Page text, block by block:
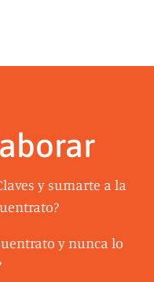
y sumarte a la
y nunca lo